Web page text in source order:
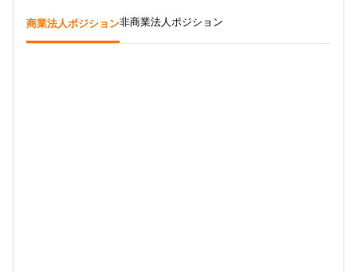
商業法人ポジション非商業法人ポジション